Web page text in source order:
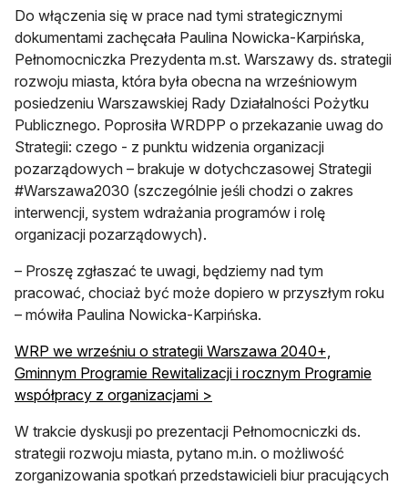
Do włączenia się w prace nad tymi strategicznymi
dokumentami zachęcała Paulina Nowicka-Karpińska,
Pełnomocniczka Prezydenta m.st. Warszawy ds. strategii
rozwoju miasta, która była obecna na wrześniowym
posiedzeniu Warszawskiej Rady Działalności Pożytku
Publicznego. Poprosiła WRDPP o przekazanie uwag do
Strategii: czego - z punktu widzenia organizacji
pozarządowych – brakuje w dotychczasowej Strategii
#Warszawa2030 (szczególnie jeśli chodzi o zakres
interwencji, system wdrażania programów i rolę
organizacji pozarządowych).
– Proszę zgłaszać te uwagi, będziemy nad tym
pracować, chociaż być może dopiero w przyszłym roku
– mówiła Paulina Nowicka-Karpińska.
WRP we wrześniu o strategii Warszawa 2040+,
Gminnym Programie Rewitalizacji i rocznym Programie
współpracy z organizacjami >
W trakcie dyskusji po prezentacji Pełnomocniczki ds.
strategii rozwoju miasta, pytano m.in. o możliwość
zorganizowania spotkań przedstawicieli biur pracujących